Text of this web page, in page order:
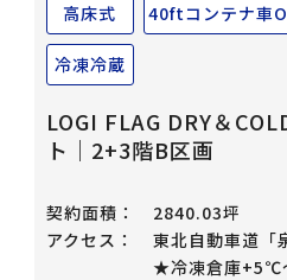
高床式 40ftコンテナ車
冷凍冷蔵
LOGI FLAG DRY＆
ト｜2+3階B区画
契約面積：
2840.03坪
アクセス：
東北自動車道「
★冷凍倉庫+5℃